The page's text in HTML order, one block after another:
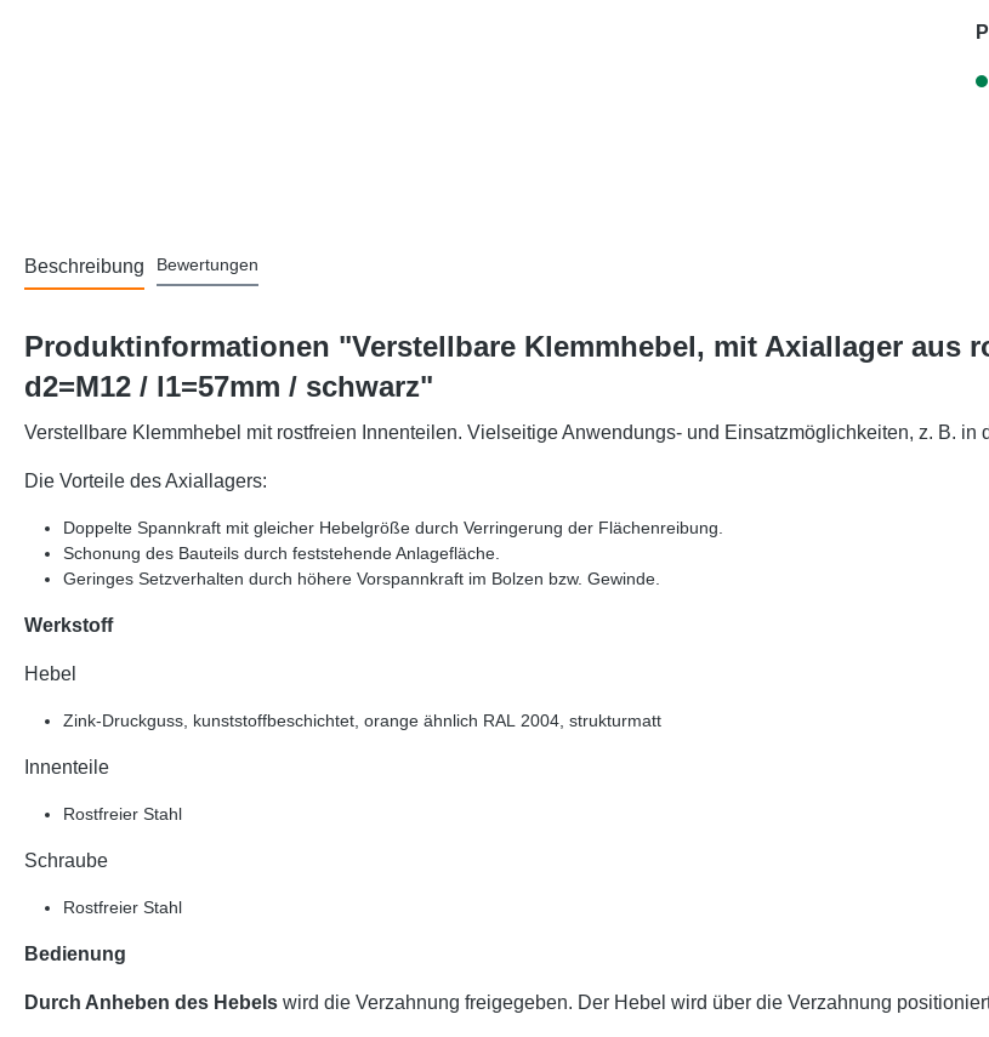
Beschreibung Bewertungen
Produktinformationen "Verstellbare Klemmhebel, mit Axiallager aus
d2=M12 / l1=57mm / schwarz"
Verstellbare Klemmhebel mit rostfreien Innenteilen. Vielseitige Anwendungs- und Einsatzmöglichkeiten, z. B. in
Die Vorteile des Axiallagers:
Doppelte Spannkraft mit gleicher Hebelgröße durch Verringerung der Flächenreibung.
Schonung des Bauteils durch feststehende Anlagefläche.
Geringes Setzverhalten durch höhere Vorspannkraft im Bolzen bzw. Gewinde.
Werkstoff
Hebel
Zink-Druckguss, kunststoffbeschichtet, orange ähnlich RAL 2004, strukturmatt
Innenteile
Rostfreier Stahl
Schraube
Rostfreier Stahl
Bedienung
Durch Anheben des Hebels wird die Verzahnung freigegeben. Der Hebel wird über die Verzahnung